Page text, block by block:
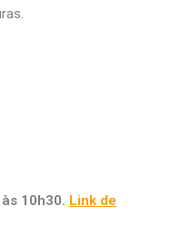
10h30. Link de